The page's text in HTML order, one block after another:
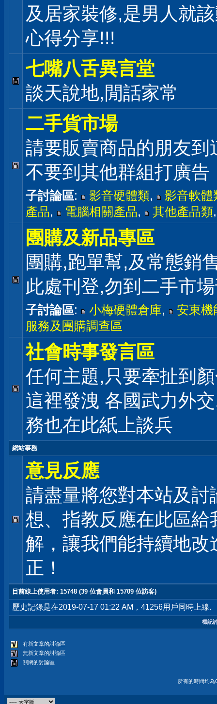
及居家裝修,是男人就
心得分享!!!
七嘴八舌異言堂
談天說地,閒話家常
二手貨市場
請要販賣商品的朋友到
不要到其他群組打廣告
子討論區: 影音硬體類,
影音軟體
產品, 電腦相關產品, 其他產品類
團購及新品專區
團購,跑單幫,及常態銷
此處刊登,勿到二手市
子討論區: 小梅硬體倉庫,
安東機
服務及團購調查區
社會時事發言區
任何主題,只要牽扯到
這裡發洩 各國武力外
務也在此紙上談兵
網站事務
意見反應
請盡量將您對本站及討
想、指教反應在此區給
解，讓我們能持續地改
正！
目前線上使用者: 15748 (39 位會員和 15709 位訪客)
歷史記錄是在2019-07-17 01:22 AM，41256用戶同時上線.
標記
有新文章的討論區
無新文章的討論區
關閉的討論區
所有的時間均為